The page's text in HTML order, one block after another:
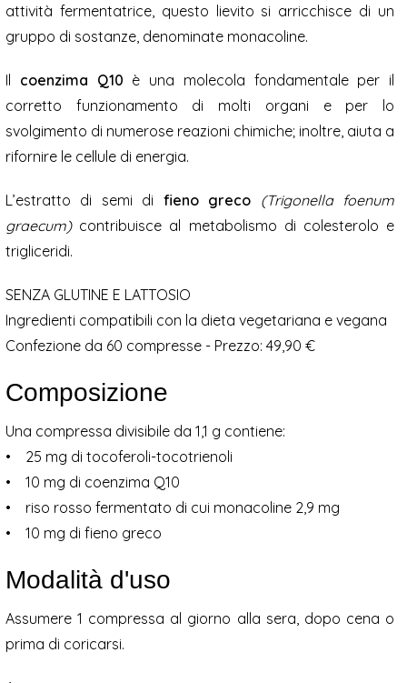
attività fermentatrice, questo lievito si arricchisce di un
gruppo di sostanze, denominate monacoline.
Il coenzima Q10 è una molecola fondamentale per il
corretto funzionamento di molti organi e per lo
svolgimento di numerose reazioni chimiche; inoltre, aiuta a
rifornire le cellule di energia.
L’estratto di semi di fieno greco (Trigonella foenum
graecum)contribuisce al metabolismo di colesterolo e
trigliceridi.
SENZA GLUTINE E LATTOSIO
Ingredienti compatibili con la dieta vegetariana e vegana
Confezione da 60 compresse - Prezzo: 49,90 €
Composizione
Una compressa divisibile da 1,1 g contiene:
• 25 mg di tocoferoli-tocotrienoli
• 10 mg di coenzima Q10
• riso rosso fermentato di cui monacoline 2,9 mg
• 10 mg di fieno greco
Modalità d'uso
Assumere 1 compressa al giorno alla sera, dopo cena o
prima di coricarsi.